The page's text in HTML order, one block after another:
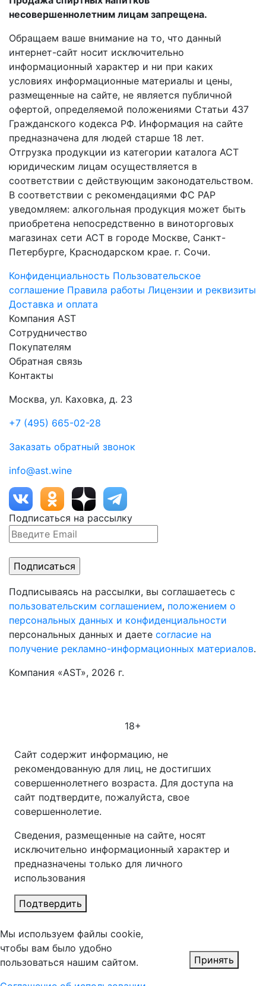
несовершеннолетним лицам запрещена.
Обращаем ваше внимание на то, что данный
интернет-сайт носит исключительно
информационный характер и ни при каких
условиях информационные материалы и цены,
размещенные на сайте, не является публичной
офертой, определяемой положениями Статьи 437
Гражданского кодекса РФ. Информация на сайте
предназначена для людей старше 18 лет.
Отгрузка продукции из категории каталога АСТ
юридическим лицам осуществляется в
соответствии с действующим законодательством.
В соответствии с рекомендациями ФС РАР
уведомляем: алкогольная продукция может быть
приобретена непосредственно в виноторговых
магазинах сети АСТ в городе Москве, Санкт-
Петербурге, Краснодарском крае. г. Сочи.
Конфиденциальность Пользовательское
соглашение Правила работы Лицензии и реквизиты
Доставка и оплата
Компания AST
Сотрудничество
Покупателям
Обратная связь
Контакты
Москва, ул. Каховка, д. 23
+7 (495) 665-02-28
Заказать обратный звонок
info@ast.wine
Подписаться на рассылку
Подписываясь на рассылки, вы соглашаетесь с
пользовательским соглашением, положением о
персональных данных и конфиденциальности
персональных данных и даете согласие на
получение рекламно-информационных материалов.
Компания «AST», 2026 г.
18+
Сайт содержит информацию, не
рекомендованную для лиц, не достигших
совершеннолетнего возраста. Для доступа на
сайт подтвердите, пожалуйста, свое
совершеннолетие.
Сведения, размещенные на сайте, носят
исключительно информационный характер и
предназначены только для личного
использования
Подтвердить
Мы используем файлы cookie,
чтобы вам было удобно
пользоваться нашим сайтом.
Принять